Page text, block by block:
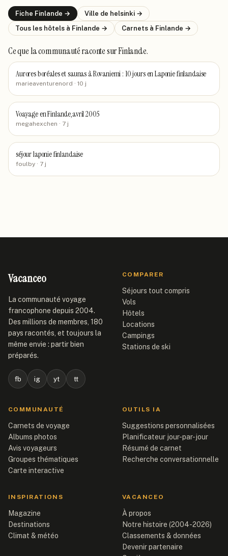
Fiche Finlande → Ville de helsinki →
Tous les hôtels à Finlande → Carnets à Finlande →
Ce que la communauté racontesur Finlande.
Aurores boréales et saunas à Rovaniemi : 10 jours en Laponie finlandaise
marieaventurenord · 10 j
Voayage en Finlande,avril 2005
megahexchen · 7 j
séjour laponie finlandaise
foulby · 7 j
Vacanceo
La communauté voyage
francophone depuis 2004.
Des millions de membres, 180
pays racontés, et toujours la
même envie : partir bien
préparés.
fb ig yt tt
COMPARER
Séjours tout compris
Vols
Hôtels
Locations
Campings
Stations de ski
COMMUNAUTÉ
Carnets de voyage
Albums photos
Avis voyageurs
Groupes thématiques
Carte interactive
OUTILS IA
Suggestions personnalisées
Planificateur jour-par-jour
Résumé de carnet
Recherche conversationnelle
INSPIRATIONS
Magazine
Destinations
Climat & météo
VACANCEO
À propos
Notre histoire (2004-2026)
Classements & données
Devenir partenaire